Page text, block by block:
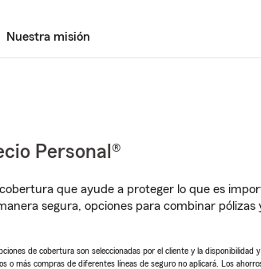
Nuestra misión
Personal®
que ayude a proteger lo que es
segura, opciones para combinar pólizas
de cobertura son seleccionadas por el cliente y la disponibilidad
más compras de diferentes líneas de seguro no aplicará. Los